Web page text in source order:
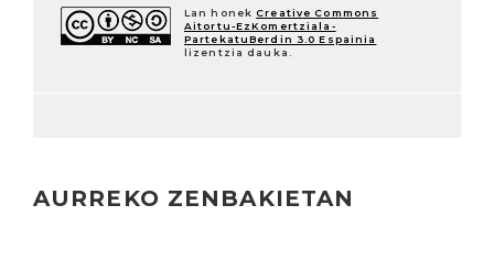
Lan honek Creative Commons
Aitortu-EzKomertziala-
PartekatuBerdin 3.0 Espainia
lizentzia dauka.
AURREKO ZENBAKIETAN